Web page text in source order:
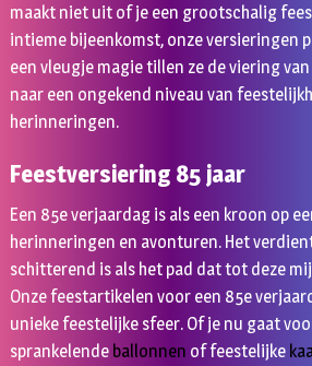
maakt niet uit of je een grootschalig
intieme bijeenkomst, onze versieringen
een vleugje magie tillen ze de viering
naar een ongekend niveau van
herinneringen.
Feestversiering 85 jaar
Een 85e verjaardag is als een kroon op
herinneringen en avonturen. Het
schitterend is als het pad dat tot deze
Onze feestartikelen voor een 85e
unieke feestelijke sfeer. Of je nu gaat
sprankelende ballonnen of feestelijke